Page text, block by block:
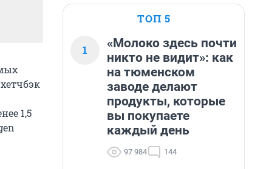
1,5
ТОП 5
1
«Молоко здесь почти
никто не видит»: как
на тюменском
заводе делают
продукты, которые
вы покупаете
каждый день
97 984 144